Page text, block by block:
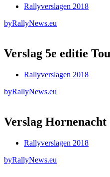
Rallyverslagen 2018
byRallyNews.eu
Verslag 5e editie
Rallyverslagen 2018
byRallyNews.eu
Verslag Hornenacht
Rallyverslagen 2018
byRallyNews.eu